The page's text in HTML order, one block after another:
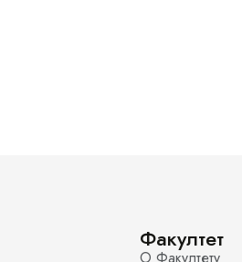
Факултет